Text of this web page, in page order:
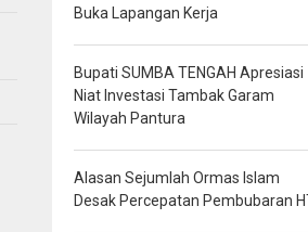
Buka Lapangan Kerja
Bupati SUMBA TENGAH Apresiasi
Niat Investasi Tambak Garam
Wilayah Pantura
Alasan Sejumlah Ormas Islam
Desak Percepatan Pembubaran